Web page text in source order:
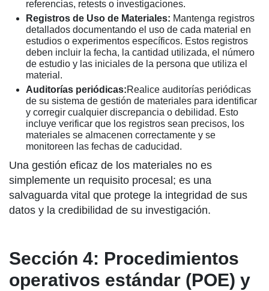
referencias, retests o investigaciones.
Registros de Uso de Materiales: Mantenga registros
detallados documentando el uso de cada material en
estudios o experimentos específicos. Estos registros
deben incluir la fecha, la cantidad utilizada, el número
de estudio y las iniciales de la persona que utiliza el
material.
Auditorías periódicas:Realice auditorías periódicas
de su sistema de gestión de materiales para identificar
y corregir cualquier discrepancia o debilidad. Esto
incluye verificar que los registros sean precisos, los
materiales se almacenen correctamente y se
monitoreen las fechas de caducidad.
Una gestión eficaz de los materiales no es
simplemente un requisito procesal; es una
salvaguarda vital que protege la integridad de sus
datos y la credibilidad de su investigación.
Sección 4: Procedimientos
operativos estándar (POE) y